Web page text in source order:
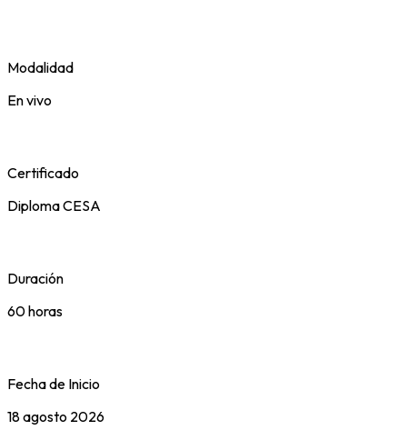
Modalidad
En vivo
Certificado
Diploma CESA
Duración
60 horas
Fecha de Inicio
18 agosto 2026